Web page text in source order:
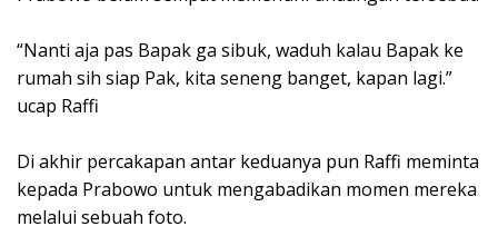
“Nanti aja pas Bapak ga sibuk, waduh kalau Bapak ke
rumah sih siap Pak, kita seneng banget, kapan lagi.”
ucap Raffi
Di akhir percakapan antar keduanya pun Raffi meminta
kepada Prabowo untuk mengabadikan momen mereka
melalui sebuah foto.